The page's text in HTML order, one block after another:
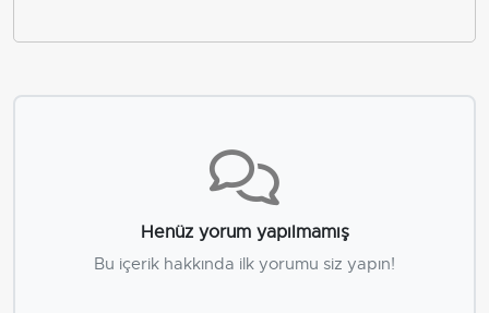
Henüz yorum yapılmamış
Bu içerik hakkında ilk yorumu siz yapın!